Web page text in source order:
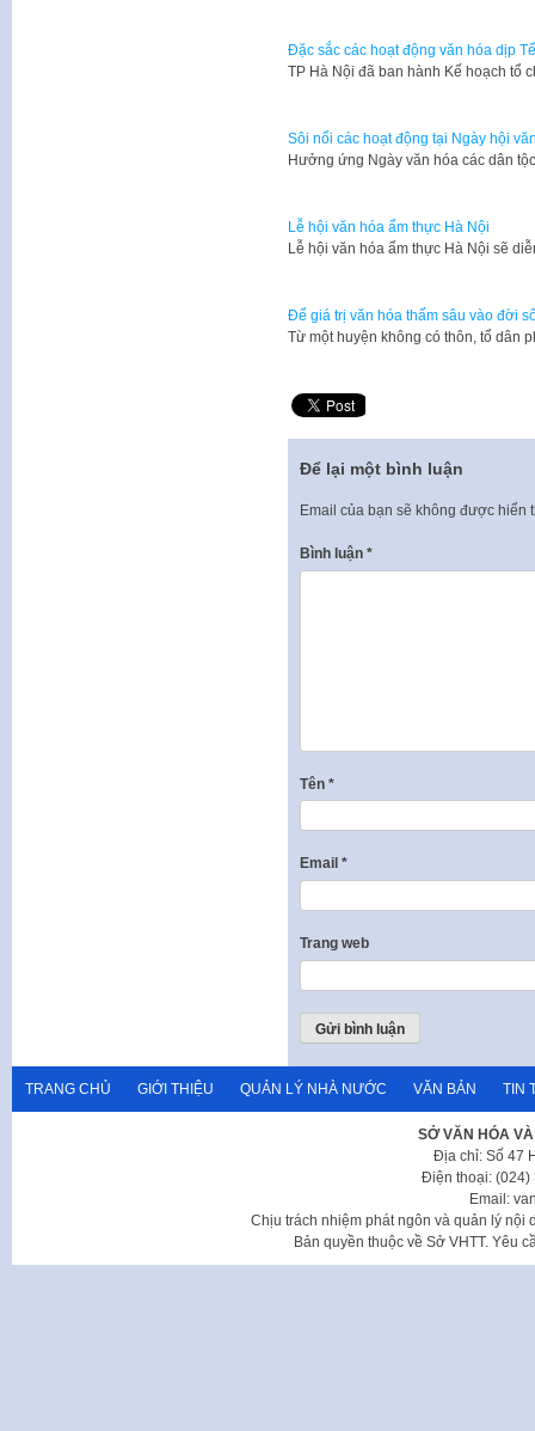
Đặc sắc các hoạt động văn hóa dịp
​TP Hà Nội đã ban hành Kế hoạch tổ
Sôi nổi các hoạt động tại Ngày hội
Hưởng ứng Ngày văn hóa các dân
Lễ hội văn hóa ẩm thực Hà Nội
Lễ hội văn hóa ẩm thực Hà Nội sẽ
Để giá trị văn hóa thấm sâu vào đời
Từ một huyện không có thôn, tổ dân
Để lại một bình luận
Email của bạn sẽ không được hiển
Bình luận *
Tên *
Email *
Trang web
TRANG CHỦ GIỚI THIỆU QUẢN LÝ NHÀ NƯỚC VĂN BẢN TIN
SỞ VĂN HÓA
Địa chỉ: Số 47
Điện thoại: (024)
Email:
Chịu trách nhiệm phát ngôn và quản lý nội
Bản quyền thuộc về Sở VHTT. Yêu